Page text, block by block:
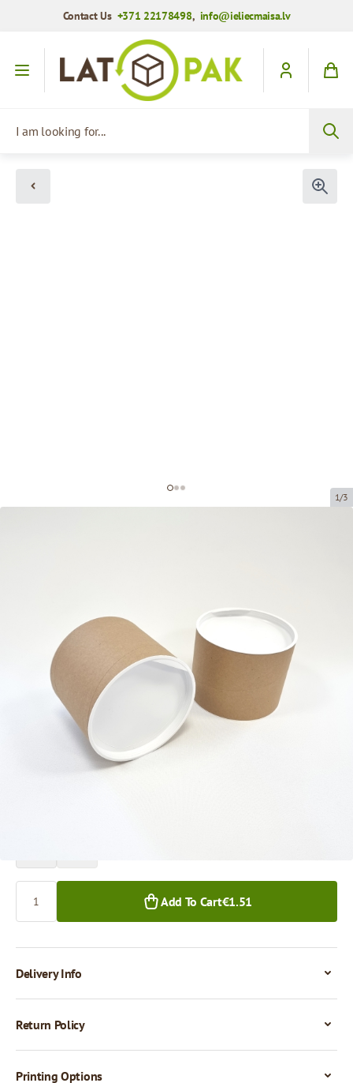
Contact Us +371 22178498, info@ieliecmaisa.lv
1/3
Cardboard / plastic cover
Thickness:
Product can be collected from a pickup point.
Price per 1 piece
Add To Cart€1.51
Delivery Info
Return Policy
Printing Options